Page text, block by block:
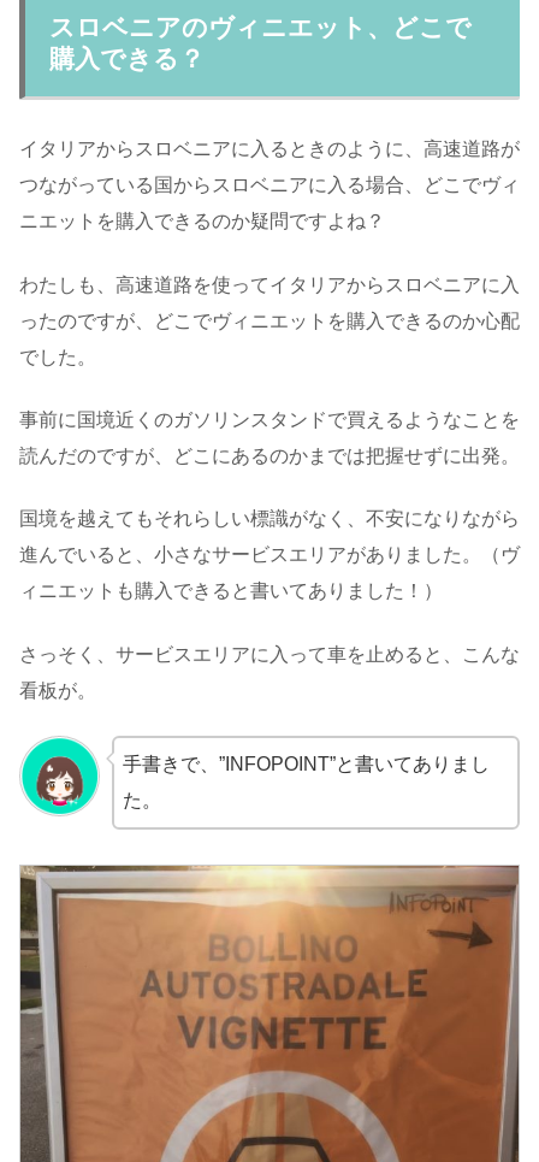
スロベニアのヴィニエット、どこで
購入できる？
イタリアからスロベニアに入るときのように、高速道路が
つながっている国からスロベニアに入る場合、どこでヴィ
ニエットを購入できるのか疑問ですよね？
わたしも、高速道路を使ってイタリアからスロベニアに入
ったのですが、どこでヴィニエットを購入できるのか心配
でした。
事前に国境近くのガソリンスタンドで買えるようなことを
読んだのですが、どこにあるのかまでは把握せずに出発。
国境を越えてもそれらしい標識がなく、不安になりながら
進んでいると、小さなサービスエリアがありました。（ヴ
ィニエットも購入できると書いてありました！）
さっそく、サービスエリアに入って車を止めると、こんな
看板が。
手書きで、”INFOPOINT”と書いてありまし
た。